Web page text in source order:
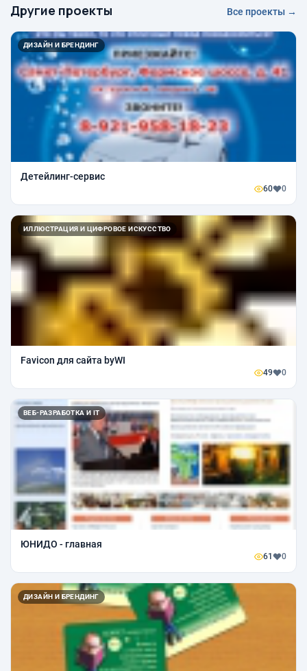
Другие проекты Все проекты →
ДИЗАЙН И БРЕНДИНГ
Детейлинг-сервис
60 0
ИЛЛЮСТРАЦИЯ И ЦИФРОВОЕ ИСКУССТВО
Favicon для сайта byWI
49 0
ВЕБ-РАЗРАБОТКА И IT
ЮНИДО - главная
61 0
ДИЗАЙН И БРЕНДИНГ